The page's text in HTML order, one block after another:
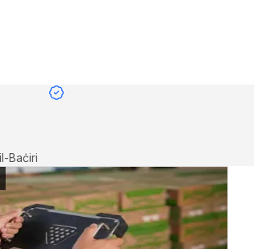
Baċiri